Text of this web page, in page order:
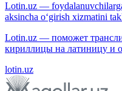
Lotin.uz —
aksincha o‘girish xizmatini
Lotin.uz — поможет
кириллицы на латиницу и
lotin.uz